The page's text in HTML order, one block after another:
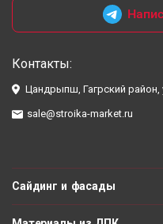
Контакты:
Цандрыпш, Гагрский район,
sale@stroika-market.ru
Сайдинг и фасады